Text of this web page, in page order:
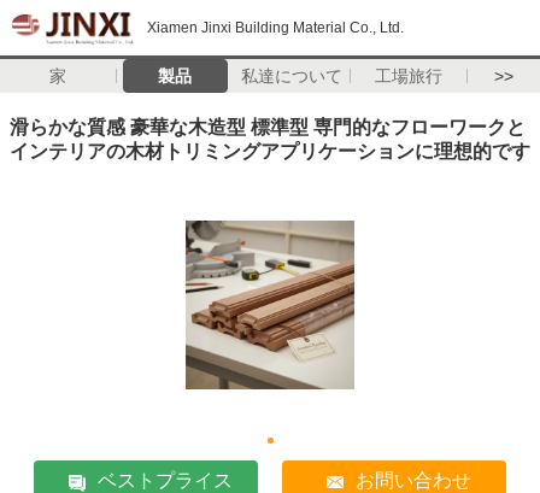
Xiamen Jinxi Building Material Co., Ltd.
家 製品 私達について 工場旅行 >>
滑らかな質感 豪華な木造型 標準型 専門的なフローワークと
インテリアの木材トリミングアプリケーションに理想的です
ベストプライス お問い合わせ